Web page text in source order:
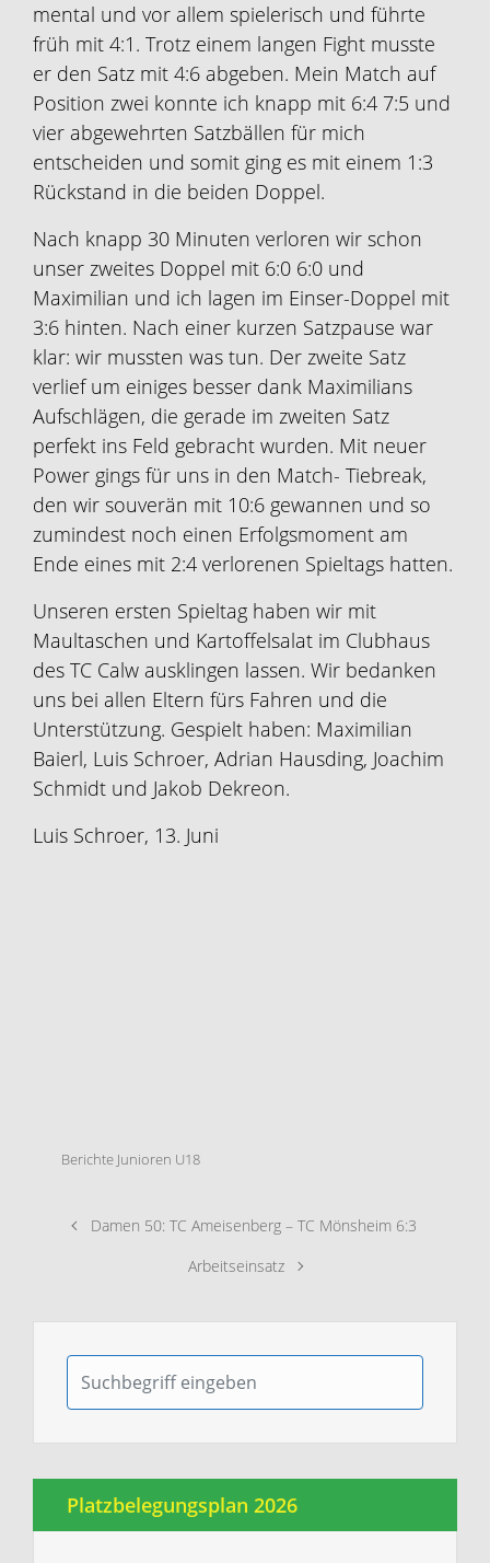
mental und vor allem spielerisch und führte
früh mit 4:1. Trotz einem langen Fight musste
er den Satz mit 4:6 abgeben. Mein Match auf
Position zwei konnte ich knapp mit 6:4 7:5 und
vier abgewehrten Satzbällen für mich
entscheiden und somit ging es mit einem 1:3
Rückstand in die beiden Doppel.
Nach knapp 30 Minuten verloren wir schon
unser zweites Doppel mit 6:0 6:0 und
Maximilian und ich lagen im Einser-Doppel mit
3:6 hinten. Nach einer kurzen Satzpause war
klar: wir mussten was tun. Der zweite Satz
verlief um einiges besser dank Maximilians
Aufschlägen, die gerade im zweiten Satz
perfekt ins Feld gebracht wurden. Mit neuer
Power gings für uns in den Match- Tiebreak,
den wir souverän mit 10:6 gewannen und so
zumindest noch einen Erfolgsmoment am
Ende eines mit 2:4 verlorenen Spieltags hatten.
Unseren ersten Spieltag haben wir mit
Maultaschen und Kartoffelsalat im Clubhaus
des TC Calw ausklingen lassen. Wir bedanken
uns bei allen Eltern fürs Fahren und die
Unterstützung. Gespielt haben: Maximilian
Baierl, Luis Schroer, Adrian Hausding, Joachim
Schmidt und Jakob Dekreon.
Luis Schroer, 13. Juni
Berichte Junioren U18
Damen 50: TC Ameisenberg – TC Mönsheim 6:3
Arbeitseinsatz
Platzbelegungsplan 2026